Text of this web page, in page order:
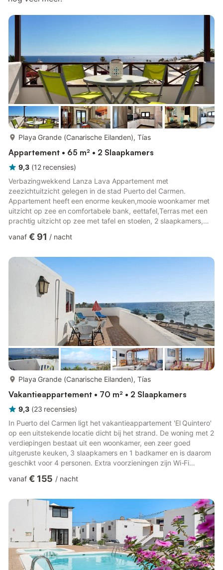
Playa Grande (Canarische Eilanden), Tías
Appartement • 65 m² • 2 Slaapkamers
9,3 (12 recensies)
Verbazingwekkend Lanza Lava Appartement met
zeezichtuitzicht gelegen in de stad Puerto del Carmen.
Appartement heeft een enorme keuken,mooie woonkamer met
uitzicht op zee en comfortabele bank, eettafel,Terras met een
prachtig uitzicht op zee met tafel en stoelen, 2 slaapkamers,
eenpersoonsbedden, 1 badkamer, wifi en eenSat TV. Lanza
isideaal als alle faciliteiten die u nodig heeft zijn direct naast het
appartement Lanzalava, zoals goede restaurants , goede bars,
coffeeshops , ...
vanaf € 91 / nacht
Playa Grande (Canarische Eilanden), Tías
Vakantieappartement • 70 m² • 2 Slaapkamers
9,3 (23 recensies)
In Puerto del Carmen ligt het vakantieappartement 'El Quintero'
op een uitstekende locatie dicht bij het strand. De woning met 2
verdiepingen bestaat uit een woonkamer, een zeer goed
uitgeruste keuken, 3 slaapkamers en 1 badkamer en is daarom
geschikt voor 4 personen. Extra voorzieningen zijn Wi-Fi
Een babybedje en een kinderstoel zijn ook beschikbaar. Het
met tuinmeubilair, een open terras en een balkon - ideaal om
het indrukwekkende uitzicht te bewonderen. Loop-/rijafstand
vanaf € 155 / nacht